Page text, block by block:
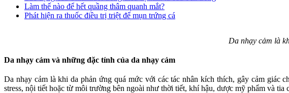
Làm thế nào để hết quầng thâm quanh mắt?
Phát hiện ra thuốc điều trị triệt để mụn trứng cá
Da nhạy cảm là
Da nhạy cảm và những đặc tính của da nhạy cảm
Da nhạy cảm là khi da phản ứng quá mức với các tác nhân kích thích, gây cảm giác
stress, nội tiết hoặc từ môi trường bên ngoài như thời tiết, khí hậu, dược mỹ phẩm và tia